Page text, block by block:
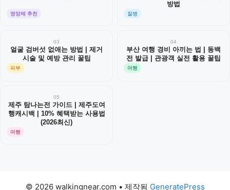
영양제 추천
방법
질병
03
얼굴 검버섯 없애는 방법 | 제거
시술 및 예방 관리 꿀팁
피부
04
부산 여행 경비 아끼는 법 | 동백
전 발급 | 관광객 실전 활용 꿀팁
여행
05
제주 탐나는전 가이드 | 제주도여
행캐시백 | 10% 혜택받는 사용법
(2026최신)
여행
© 2026 walkingnear.com • 제작됨 GeneratePress